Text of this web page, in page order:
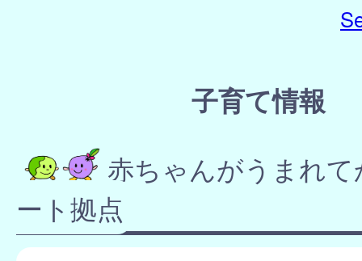
子育て情報
赤ちゃんがうまれ
ート拠点